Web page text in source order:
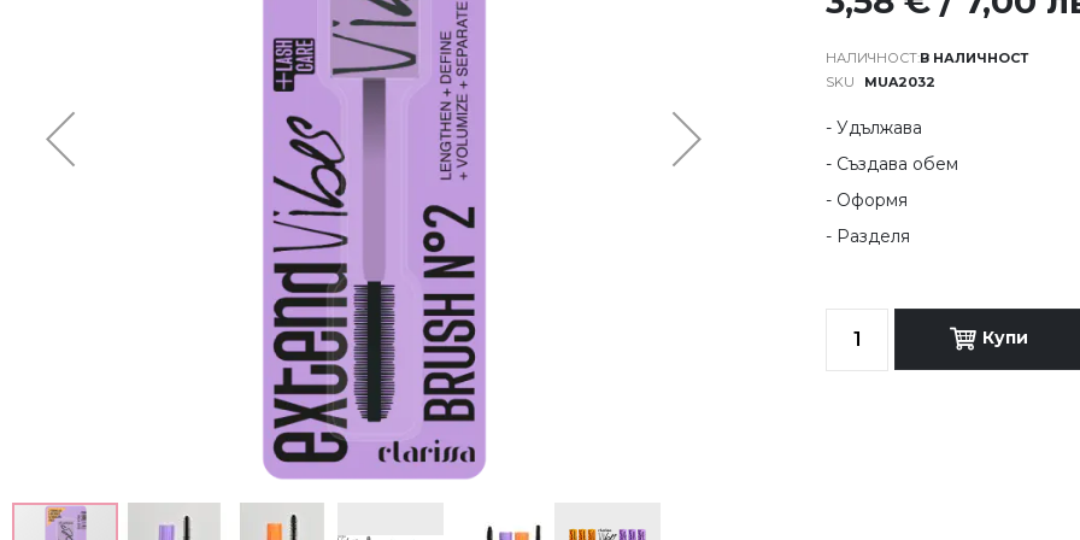
В НАЛИЧНОСТ
SKU
MUA2032
- Удължава
- Създава обем
- Оформя
- Разделя
Купи